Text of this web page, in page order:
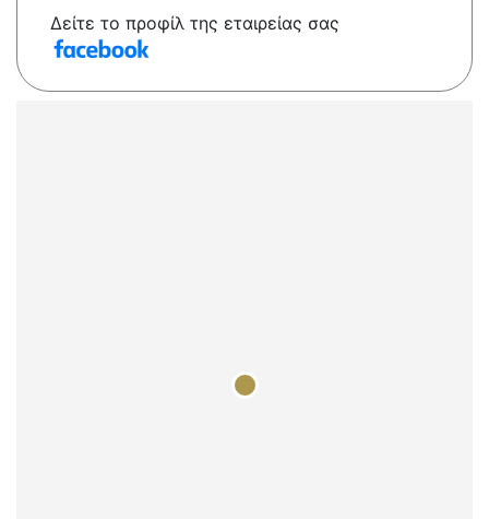
Δείτε το προφίλ της εταιρείας σας